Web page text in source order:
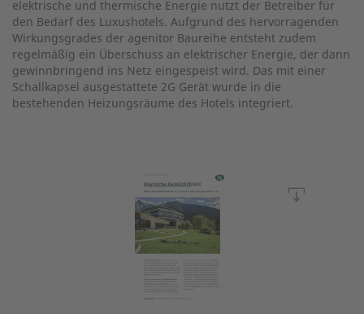
elektrische und thermische Energie nutzt der Betreiber für
den Bedarf des Luxushotels. Aufgrund des hervorragenden
Wirkungsgrades der agenitor Baureihe entsteht zudem
regelmäßig ein Überschuss an elektrischer Energie, der dann
gewinnbringend ins Netz eingespeist wird. Das mit einer
Schallkapsel ausgestattete 2G Gerät wurde in die
bestehenden Heizungsräume des Hotels integriert.